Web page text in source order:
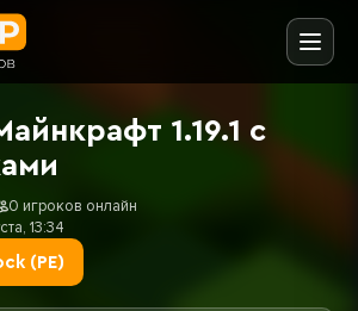
1.19.1 с
0 игроков онлайн
13:34
(PE)